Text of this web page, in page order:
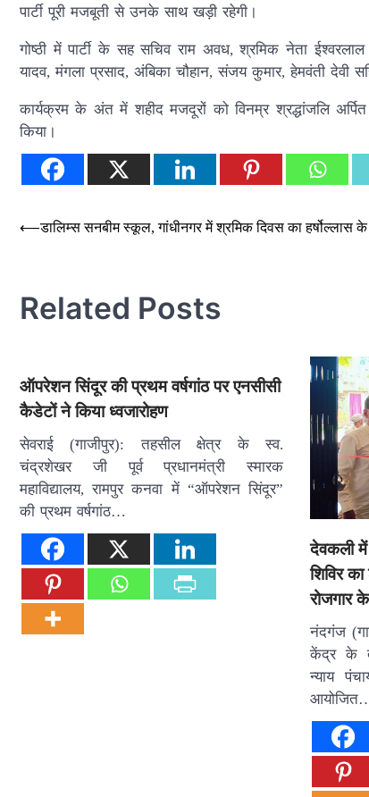
पार्टी पूरी मजबूती से उनके साथ खड़ी रहेगी।
गोष्ठी में पार्टी के सह सचिव राम अवध, श्रमिक नेता
यादव, मंगला प्रसाद, अंबिका चौहान, संजय कुमार, हेमवंती देवी
कार्यक्रम के अंत में शहीद मजदूरों को विनम्र श्रद्धांजलि
किया।
Post
⟵डालिम्स सनबीम स्कूल, गांधीनगर में श्रमिक दिवस का हर्षोल्लास
Related Posts
ऑपरेशन सिंदूर की प्रथम वर्षगांठ पर एनसीसी
कैडेटों ने किया ध्वजारोहण
सेवराई (गाजीपुर): तहसील क्षेत्र के स्व.
चंद्रशेखर जी पूर्व प्रधानमंत्री स्मारक
महाविद्यालय, रामपुर कनवा में “ऑपरेशन सिंदूर”
की प्रथम वर्षगांठ…
देवकली में
शिविर
रोजगार
नंदगंज
केंद्र के
न्याय